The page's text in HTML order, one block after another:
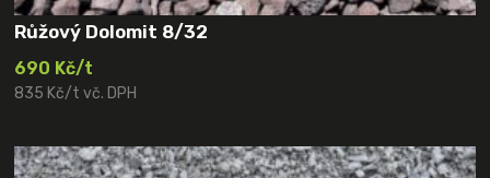
Růžový Dolomit 8/32
690 Kč/t
835 Kč/t vč. DPH